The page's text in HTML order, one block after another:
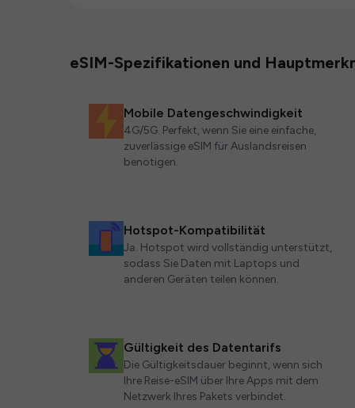
eSIM-Spezifikationen und
Mobile Datengeschwindigkeit
4G/5G. Perfekt, wenn Sie eine einfache,
zuverlässige eSIM für Auslandsreisen
benötigen.
Hotspot-Kompatibilität
Ja. Hotspot wird vollständig unterstützt,
sodass Sie Daten mit Laptops und
anderen Geräten teilen können.
Gültigkeit des Datentarifs
Die Gültigkeitsdauer beginnt, wenn sich
Ihre Reise-eSIM über Ihre Apps mit dem
Netzwerk Ihres Pakets verbindet.